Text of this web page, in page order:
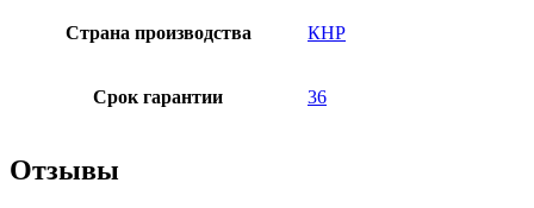
Страна производства КНР
Срок гарантии 36
Отзывы